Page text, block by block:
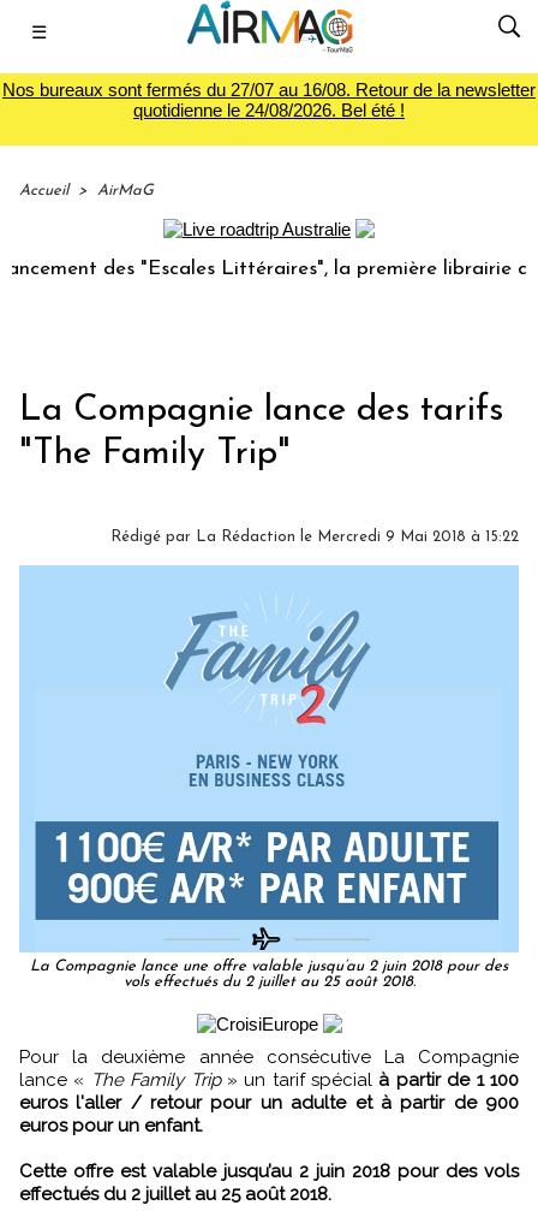
☰
Nos bureaux sont fermés du 27/07 au 16/08. Retour de la newsletter
quotidienne le 24/08/2026. Bel été !
Accueil > AirMaG
des "Escales Littéraires", la première librairie du
La Compagnie lance des tarifs
"The Family Trip"
Rédigé par La Rédaction le Mercredi 9 Mai 2018 à 15:22
La Compagnie lance une offre valable jusqu’au 2 juin 2018 pour des
vols effectués du 2 juillet au 25 août 2018.
Pour la deuxième année consécutive La Compagnie
lance « The Family Trip» un tarif spécial à partir de 1 100
euros l'aller / retour pour un adulte et à partir de 900
euros pour un enfant.
Cette offre est valable jusqu’au 2 juin 2018 pour des vols
effectués du 2 juillet au 25 août 2018.